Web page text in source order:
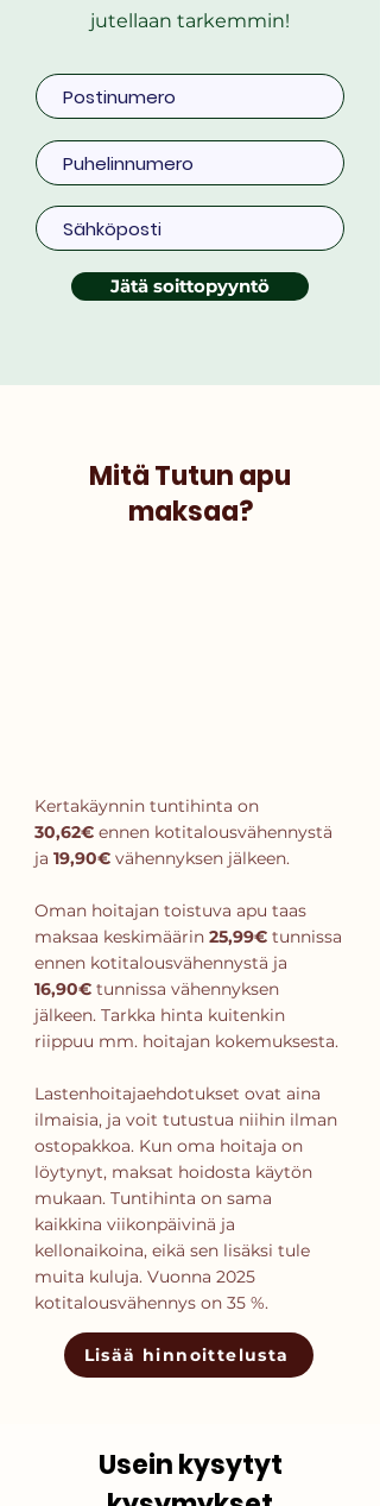
jutellaan tarkemmin!
Jätä soittopyyntö
Mitä Tutun apu
maksaa?
Kertakäynnin tuntihinta on
30,62€ ennen kotitalousvähennystä
ja 19,90€ vähennyksen jälkeen.
Oman hoitajan toistuva apu taas
maksaa keskimäärin 25,99€ tunnissa
ennen kotitalousvähennystä ja
16,90€ tunnissa vähennyksen
jälkeen. Tarkka hinta kuitenkin
riippuu mm. hoitajan kokemuksesta.
Lastenhoitajaehdotukset ovat aina
ilmaisia, ja voit tutustua niihin ilman
ostopakkoa. Kun oma hoitaja on
löytynyt, maksat hoidosta käytön
mukaan. Tuntihinta on sama
kaikkina viikonpäivinä ja
kellonaikoina, eikä sen lisäksi tule
muita kuluja. Vuonna 2025
kotitalousvähennys on 35 %.
Lisää hinnoittelusta
Usein kysytyt